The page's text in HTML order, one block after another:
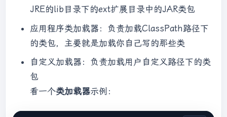
static {
System.out .println( "*************loadA******
******");
    }
JRE的lib目录下的ext扩展目录中的JAR类包
应用程序类加载器：负责加载ClassPath路径下
的类包，主要就是加载你自己写的那些类
自定义加载器：负责加载用户自定义路径下的类
包
看一个类加载器示例：